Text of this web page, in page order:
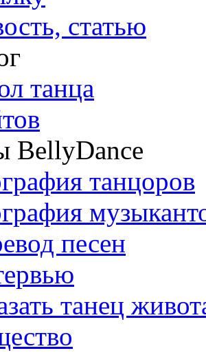
статью
танца
BellyDance
танцоров
песен
танец